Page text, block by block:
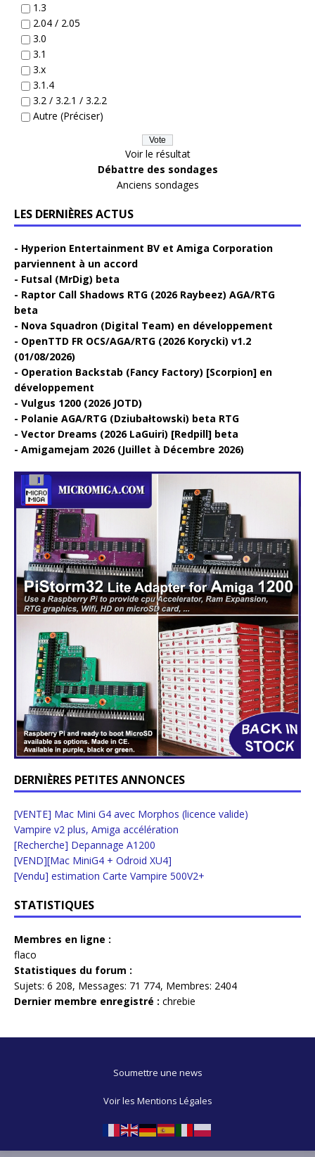
1.3
2.04 / 2.05
3.0
3.1
3.x
3.1.4
3.2 / 3.2.1 / 3.2.2
Autre (Préciser)
Voir le résultat
Débattre des sondages
Anciens sondages
LES DERNIÈRES ACTUS
Hyperion Entertainment BV et Amiga Corporation
parviennent à un accord
Futsal (MrDig) beta
Raptor Call Shadows RTG (2026 Raybeez) AGA/RTG
beta
Nova Squadron (Digital Team) en développement
OpenTTD FR OCS/AGA/RTG (2026 Korycki) v1.2
(01/08/2026)
Operation Backstab (Fancy Factory) [Scorpion] en
développement
Vulgus 1200 (2026 JOTD)
Polanie AGA/RTG (Dziubałtowski) beta RTG
Vector Dreams (2026 LaGuiri) [Redpill] beta
Amigamejam 2026 (Juillet à Décembre 2026)
DERNIÈRES PETITES ANNONCES
[VENTE] Mac Mini G4 avec Morphos (licence valide)
Vampire v2 plus, Amiga accélération
[Recherche] Depannage A1200
[VEND][Mac MiniG4 + Odroid XU4]
[Vendu] estimation Carte Vampire 500V2+
STATISTIQUES
Membres en ligne :
flaco
Statistiques du forum :
Sujets: 6 208, Messages: 71 774, Membres: 2404
Dernier membre enregistré : chrebie
Soumettre une news
Voir les Mentions Légales